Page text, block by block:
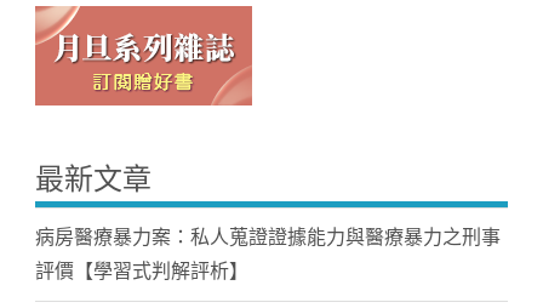
最新文章
病房醫療暴力案：私人蒐證證據能力與醫療暴力之刑事
評價【學習式判解評析】